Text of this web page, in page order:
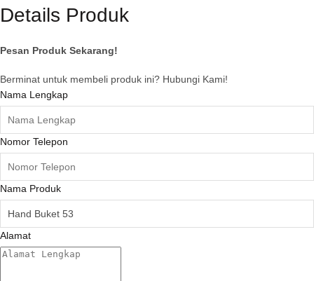
Details Produk
Pesan Produk Sekarang!
Berminat untuk membeli produk ini? Hubungi Kami!
Nama Lengkap
Nomor Telepon
Nama Produk
Alamat